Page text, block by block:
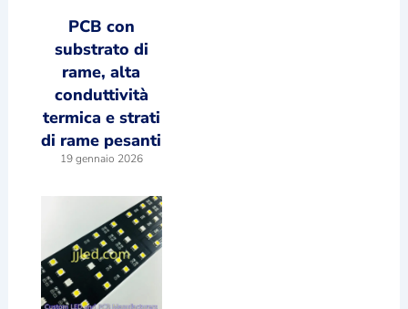
PCB con
substrato di
rame, alta
conduttività
termica e strati
di rame pesanti
19 gennaio 2026